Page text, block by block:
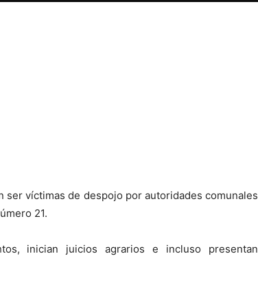
ser víctimas de despojo por autoridades comunales
21.
inician juicios agrarios e incluso presentan